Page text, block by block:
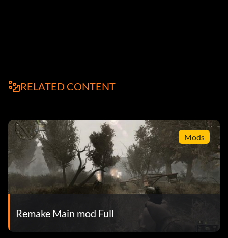
RELATED CONTENT
Mods
Remake Main mod Full